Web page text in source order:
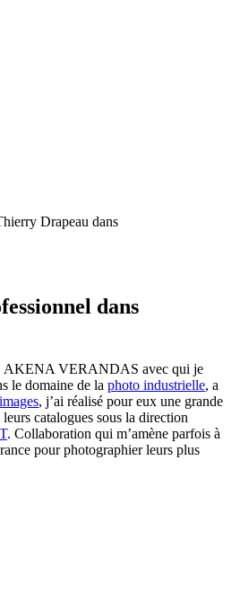
Drapeau dans
dans
AKENA VERANDAS avec qui je
le domaine de la photo industrielle, a
, j’ai réalisé pour eux une grande
catalogues sous la direction
. Collaboration qui m’amène parfois à
pour photographier leurs plus